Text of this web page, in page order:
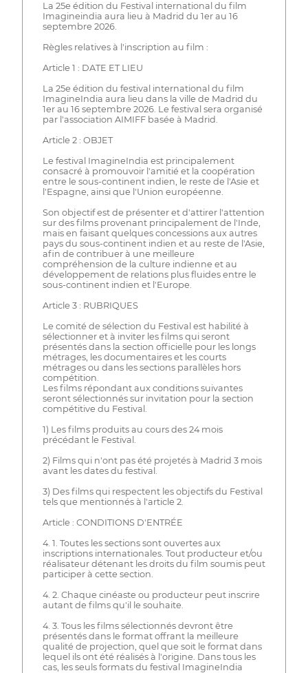
La 25e édition du Festival international du film
Imagineindia aura lieu à Madrid du 1er au 16
septembre 2026.
Règles relatives à l'inscription au film :
Article 1 : DATE ET LIEU
La 25e édition du festival international du film
ImagineIndia aura lieu dans la ville de Madrid du
1er au 16 septembre 2026. Le festival sera organisé
par l'association AIMIFF basée à Madrid.
Article 2 : OBJET
Le festival ImagineIndia est principalement
consacré à promouvoir l'amitié et la coopération
entre le sous-continent indien, le reste de l'Asie et
l'Espagne, ainsi que l'Union européenne.
Son objectif est de présenter et d'attirer l'attention
sur des films provenant principalement de l'Inde,
mais en faisant quelques concessions aux autres
pays du sous-continent indien et au reste de l'Asie,
afin de contribuer à une meilleure
compréhension de la culture indienne et au
développement de relations plus fluides entre le
sous-continent indien et l'Europe.
Article 3 : RUBRIQUES
Le comité de sélection du Festival est habilité à
sélectionner et à inviter les films qui seront
présentés dans la section officielle pour les longs
métrages, les documentaires et les courts
métrages ou dans les sections parallèles hors
compétition.
Les films répondant aux conditions suivantes
seront sélectionnés sur invitation pour la section
compétitive du Festival.
1) Les films produits au cours des 24 mois
précédant le Festival.
2) Films qui n'ont pas été projetés à Madrid 3 mois
avant les dates du festival.
3) Des films qui respectent les objectifs du Festival
tels que mentionnés à l'article 2.
Article : CONDITIONS D'ENTRÉE
4. 1. Toutes les sections sont ouvertes aux
inscriptions internationales. Tout producteur et/ou
réalisateur détenant les droits du film soumis peut
participer à cette section.
4. 2. Chaque cinéaste ou producteur peut inscrire
autant de films qu'il le souhaite.
4. 3. Tous les films sélectionnés devront être
présentés dans le format offrant la meilleure
qualité de projection, quel que soit le format dans
lequel ils ont été réalisés à l'origine. Dans tous les
cas, les seuls formats du festival ImagineIndia